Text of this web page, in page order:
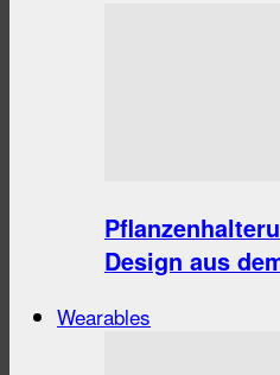
Design aus
Wearables